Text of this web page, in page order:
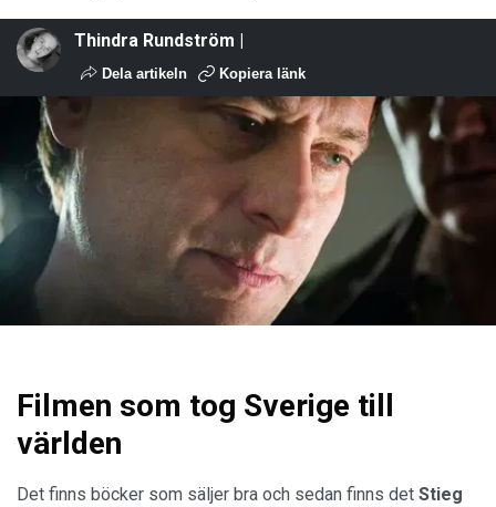
Thindra Rundström |
Dela artikeln Kopiera länk
Filmen som tog Sverige till
världen
Det finns böcker som säljer bra och sedan finns det Stieg